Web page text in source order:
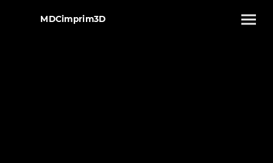
MDCimprim3D